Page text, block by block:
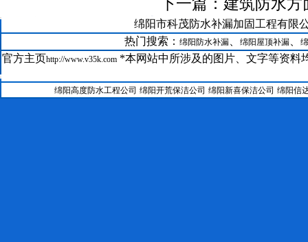
GRC在绵阳科茂防水补漏公司装修中的运用
绵阳防水补漏聚氨酯保温系统
23--绵阳房屋维修聚合物水泥防水涂料
25-- 绵阳科茂防水补漏加固工程有限公司涂料施工工艺
绵阳市科茂防水补漏加固工程有限
热门搜索： 绵阳防水补漏 绵阳屋顶补漏
官方主页http://www.v35k.com *本网站中所涉及的图片、文字等资料
绵阳高度防水工程公司 绵阳开荒保洁公司 绵阳新喜保洁公司 绵阳信